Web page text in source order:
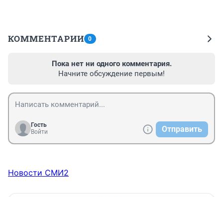
КОММЕНТАРИИ 0
Пока нет ни одного комментария.
Начните обсуждение первым!
Гость
Войти
Отправить
Новости СМИ2